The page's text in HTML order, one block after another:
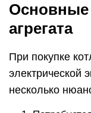
Основные
агрегата
При покупке
электрической
несколько